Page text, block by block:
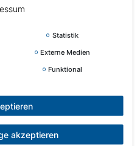
Whirlpool & Swimspa –
& Pflegeleitfaden
Statistik
Externe Medien
Funktional
akzeptieren